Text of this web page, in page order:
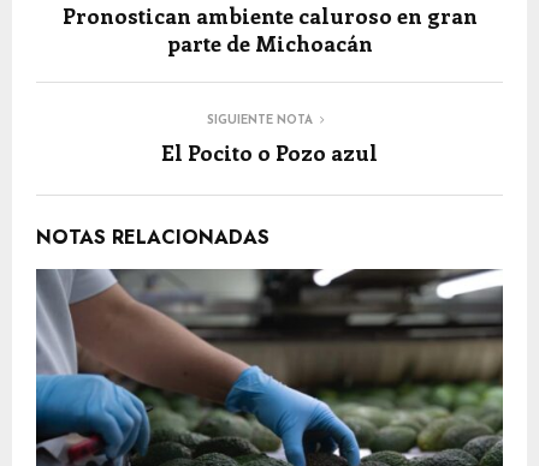
Pronostican ambiente caluroso en gran
parte de Michoacán
SIGUIENTE NOTA
El Pocito o Pozo azul
NOTAS RELACIONADAS